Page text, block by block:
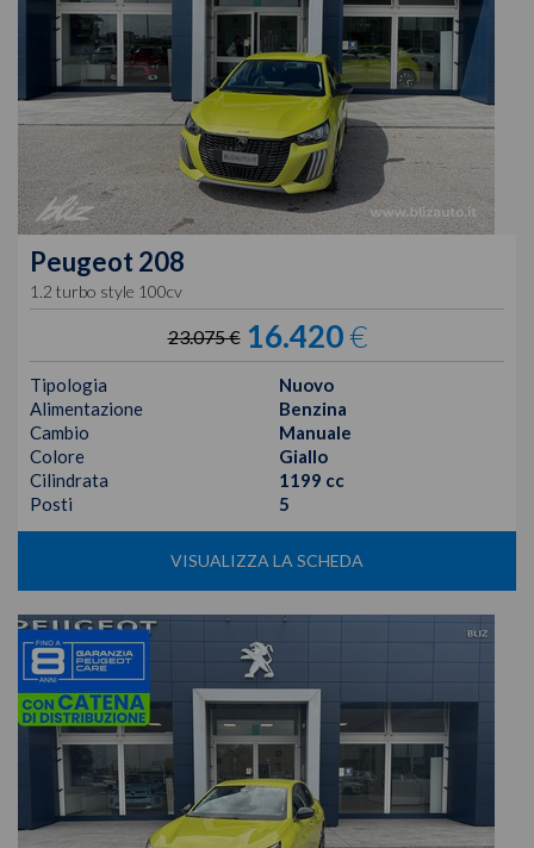
Peugeot 208
1.2 turbo style 100cv
23.075 € 16.420€
Tipologia
Nuovo
Alimentazione
Benzina
Cambio
Manuale
Colore
Giallo
Cilindrata
1199 cc
Posti
5
VISUALIZZA LA SCHEDA